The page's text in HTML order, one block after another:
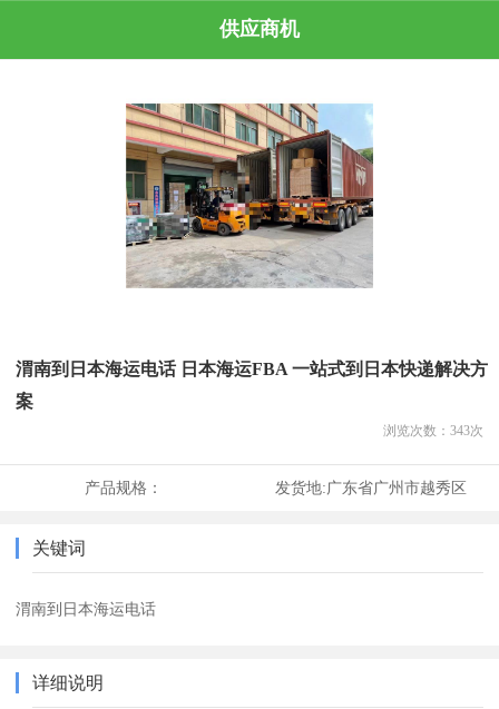
供应商机
渭南到日本海运电话 日本海运FBA 一站式到日本快递解决方
案
浏览次数： 343次
产品规格： 发货地:广东省广州市越秀区
关键词
渭南到日本海运电话
详细说明